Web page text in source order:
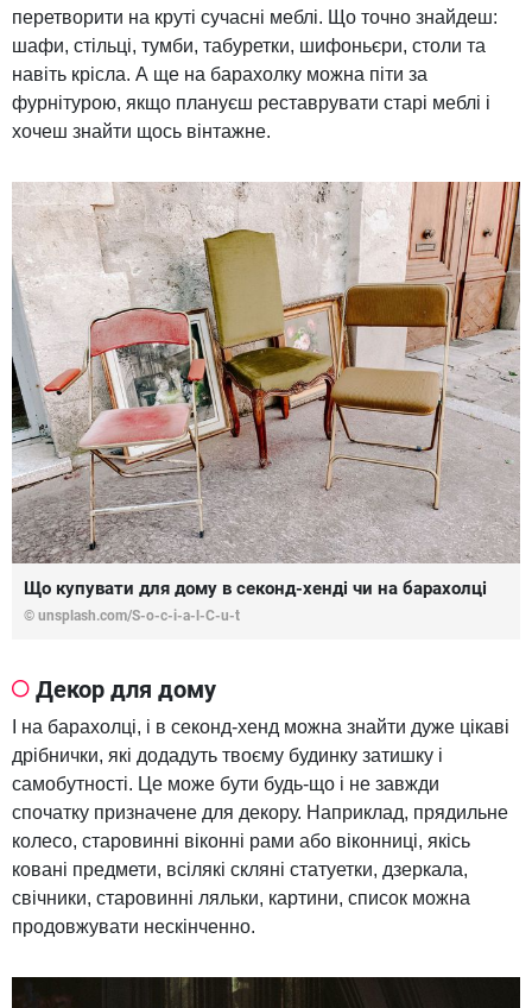
перетворити на круті сучасні меблі. Що точно знайдеш:
шафи, стільці, тумби, табуретки, шифоньєри, столи та
навіть крісла. А ще на барахолку можна піти за
фурнітурою, якщо плануєш реставрувати старі меблі і
хочеш знайти щось вінтажне.
Що купувати для дому в секонд-хенді чи на барахолці
© unsplash.com/S-o-c-i-a-l-C-u-t
Декор для дому
І на барахолці, і в секонд-хенд можна знайти дуже цікаві
дрібнички, які додадуть твоєму будинку затишку і
самобутності. Це може бути будь-що і не завжди
спочатку призначене для декору. Наприклад, прядильне
колесо, старовинні віконні рами або віконниці, якісь
ковані предмети, всілякі скляні статуетки, дзеркала,
свічники, старовинні ляльки, картини, список можна
продовжувати нескінченно.